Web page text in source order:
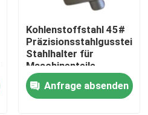
Kohlenstoffstahl 45#
Präzisionsstahlgussteile
Stahlhalter für
Maschinenteile
Anfrage absenden